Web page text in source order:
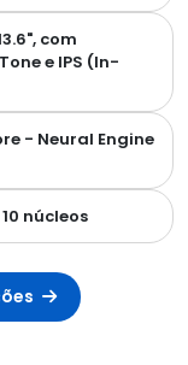
com
e IPS (In-
- Neural Engine
núcleos